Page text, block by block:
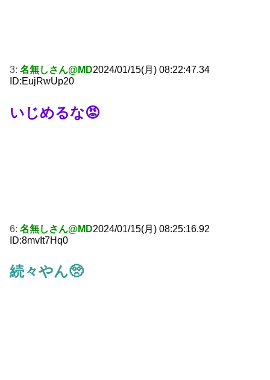
3: 名無しさん@MD2024/01/15(月) 08:22:47.34
ID:EujRwUp20
いじめるな😡
6: 名無しさん@MD2024/01/15(月) 08:25:16.92
ID:8mvIt7Hq0
続々やん🥺